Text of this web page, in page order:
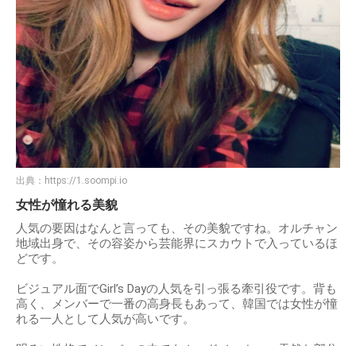
出典： https://1.soompi.io
女性が憧れる美貌
人気の要因はなんと言っても、その美貌ですね。オルチャン
地域出身で、その容姿から芸能界にスカウトで入っているほ
どです。
ビジュアル面でGirl’s Dayの人気を引っ張る牽引役です。背も
高く、メンバーで一番の高身長もあって、韓国では女性が憧
れる一人として人気が高いです。